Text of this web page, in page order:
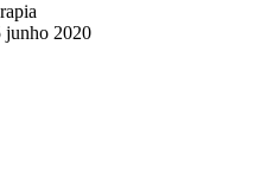
junho 2020